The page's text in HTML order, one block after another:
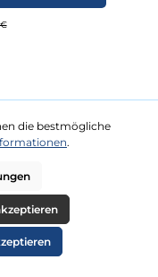
Preis:
€
schmal. Gegen eine
und platzieren Ihren
die bestmögliche
.